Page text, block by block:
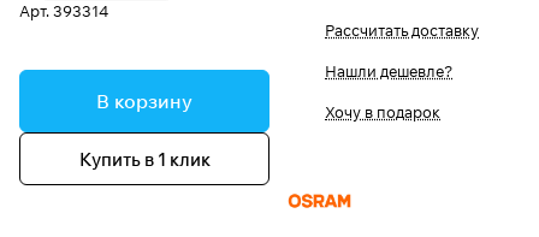
Арт.393314
В корзину
Купить в 1 клик
Рассчитать доставку
Нашли дешевле?
Хочу в подарок